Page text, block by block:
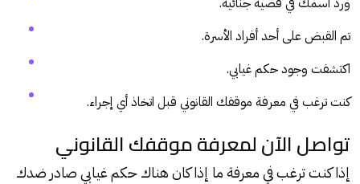
تم القبض على أحد أفراد الأسرة.
اكتشفت وجود حكم غيابي.
كنت ترغب في معرفة موقفك القانوني قبل اتخاذ أي إجراء.
تواصل الآن لمعرفة موقفك القانوني
إذا كنت ترغب في معرفة ما إذا كان هناك حكم غيابي صادر ضدك